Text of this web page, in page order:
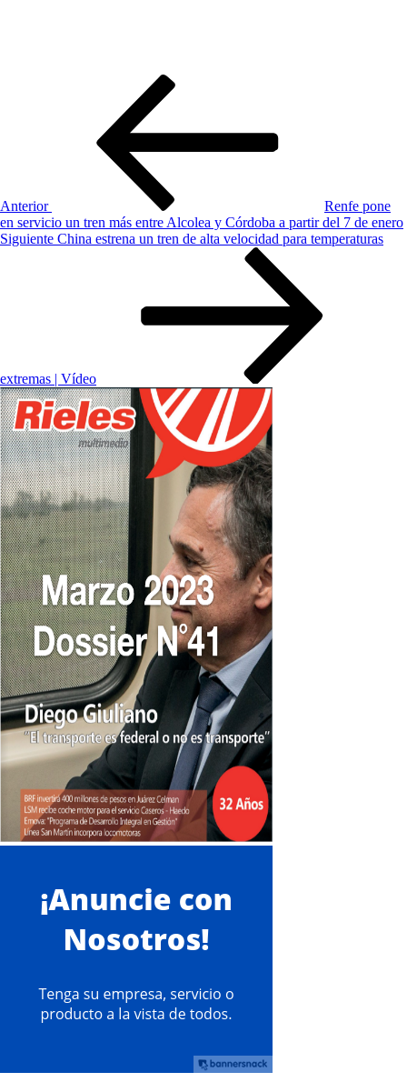
Anterior
Renfe pone
en servicio un tren más entre Alcolea y Córdoba a partir del 7 de enero
Siguiente
Siguiente China estrena un tren de alta velocidad para temperaturas
extremas | Vídeo